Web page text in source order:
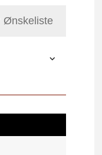
Ønskeliste